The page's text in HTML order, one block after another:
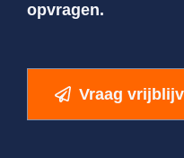
opvragen.
Vraag